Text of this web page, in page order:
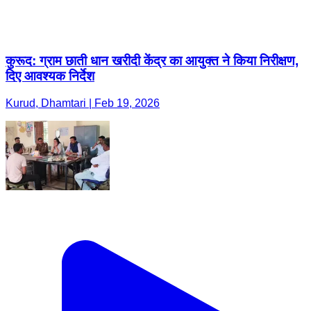
कुरूद: ग्राम छाती धान खरीदी केंद्र का आयुक्त ने किया निरीक्षण,
दिए आवश्यक निर्देश
Kurud, Dhamtari | Feb 19, 2026